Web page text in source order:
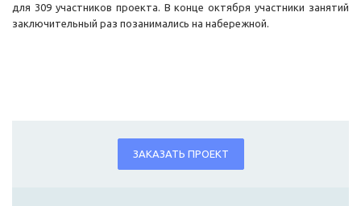
для 309 участников проекта. В конце октября участники занятий
заключительный раз позанимались на набережной.
ЗАКАЗАТЬ ПРОЕКТ